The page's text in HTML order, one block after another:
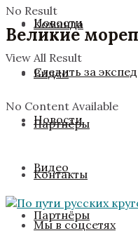
Новости
Видео
Партнёры
Контакты
Мы в соцсетях
Команда
Следить за
Новости
Видео
Партнёры
No Result
View All Result
Великие
No Content Available